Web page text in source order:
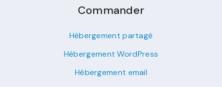
Commander
Hébergement partagé
Hébergement WordPress
Hébergement email